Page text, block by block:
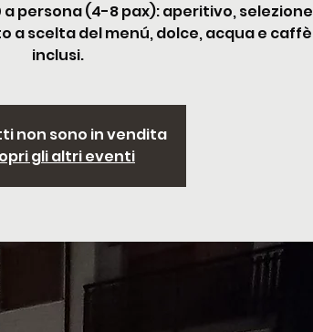
persona (4-8 pax): aperitivo, selezione
a scelta del menú, dolce, acqua e caffè
inclusi.
non sono in vendita
gli altri eventi